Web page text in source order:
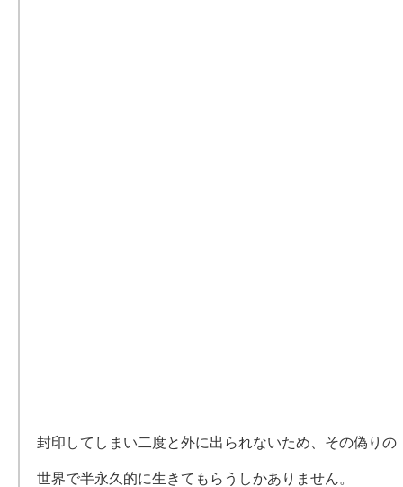
封印してしまい二度と外に出られないため、その偽りの
世界で半永久的に生きてもらうしかありません。